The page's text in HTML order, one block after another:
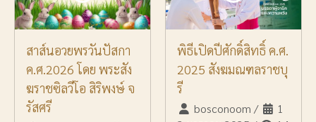
สาส์นอวยพรวันปัสกา
ค.ศ.2026 โดย พระสัง
ฆราชซิลวีโอ สิริพงษ์ จ
รัสศรี
พิธีเปิดปีศักดิ์สิทธิ์ ค.ศ.
2025 สังฆมณฑลราชบุ
รี
bosconoom /
1